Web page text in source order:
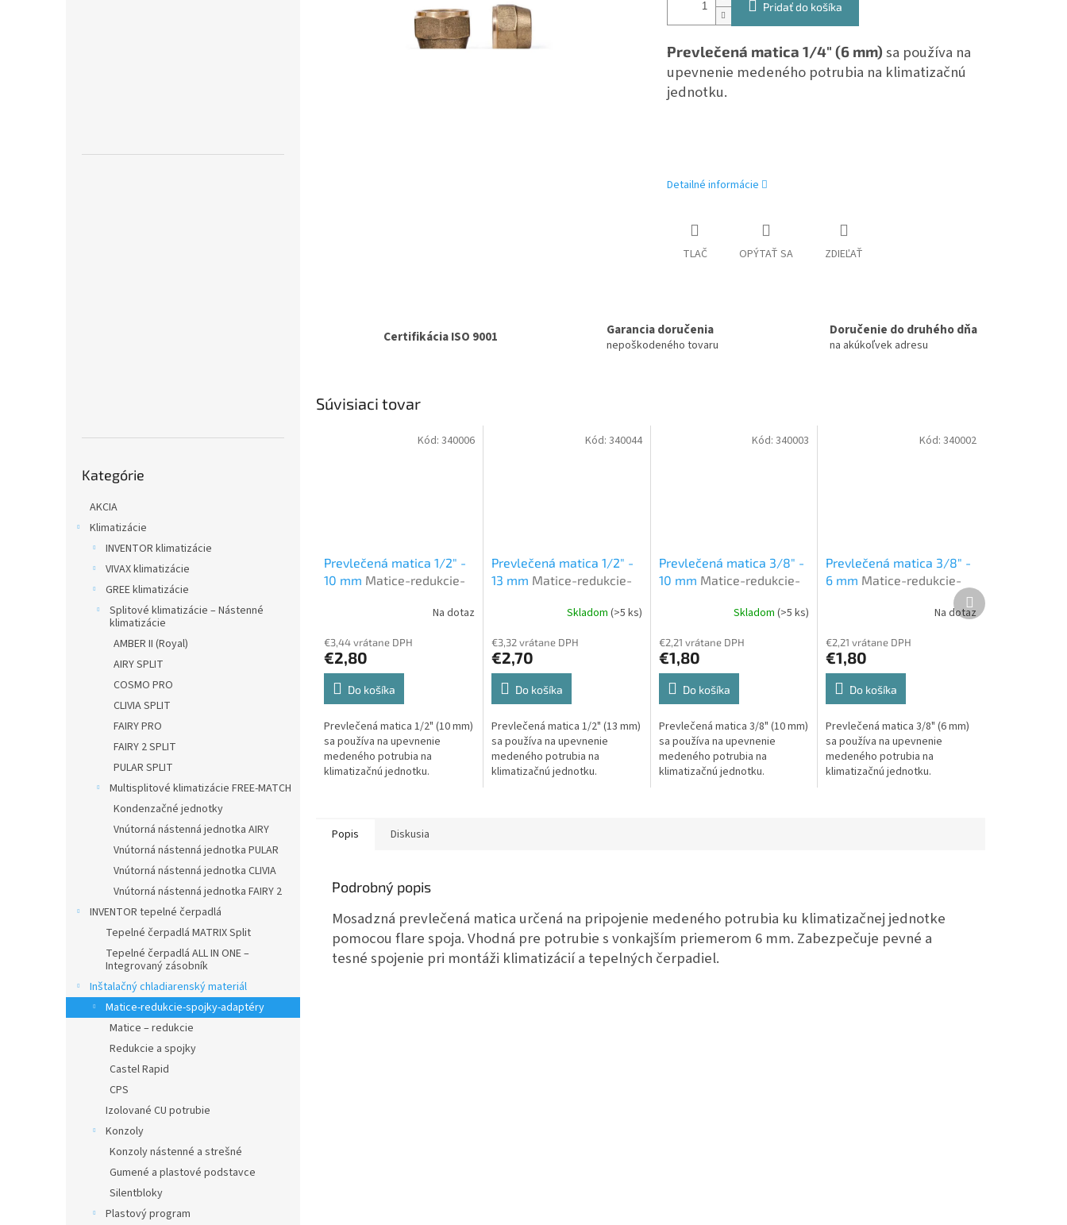
kategórie
Kategórie
AKCIA
Klimatizácie
INVENTOR klimatizácie
VIVAX klimatizácie
GREE klimatizácie
Splitové klimatizácie – Nástenné
klimatizácie
AMBER II (Royal)
AIRY SPLIT
COSMO PRO
CLIVIA SPLIT
FAIRY PRO
FAIRY 2 SPLIT
PULAR SPLIT
Multisplitové klimatizácie FREE-MATCH
Kondenzačné jednotky
Vnútorná nástenná jednotka AIRY
Vnútorná nástenná jednotka PULAR
Vnútorná nástenná jednotka CLIVIA
Vnútorná nástenná jednotka FAIRY 2
INVENTOR tepelné čerpadlá
Tepelné čerpadlá MATRIX Split
Tepelné čerpadlá ALL IN ONE –
Integrovaný zásobník
Inštalačný chladiarenský materiál
Matice-redukcie-spojky-adaptéry
Matice – redukcie
Redukcie a spojky
Castel Rapid
CPS
Izolované CU potrubie
Konzoly
Konzoly nástenné a strešné
Gumené a plastové podstavce
Silentbloky
Plastový program
Pridať do košíka
Prevlečená matica 1/4" (6 mm) sa používa na
upevnenie medeného potrubia na klimatizačnú
jednotku.
Detailné informácie
TLAČ OPÝTAŤ SA ZDIEĽAŤ
Certifikácia ISO 9001 Garancia doručenia
nepoškodeného tovaru
Doručenie do druhého dňa
na akúkoľvek adresu
Súvisiaci tovar
Prevlečená matica 1/2" -
10 mm Matice-redukcie-
Na dotaz
€3,44 vrátane DPH
€2,80
Do košíka
Prevlečená matica 1/2" (10 mm)
sa používa na upevnenie
medeného potrubia na
klimatizačnú jednotku.
Kód: 340006
Prevlečená matica 1/2" -
13 mm Matice-redukcie-
Skladom (>5 ks)
€3,32 vrátane DPH
€2,70
Do košíka
Prevlečená matica 1/2" (13 mm)
sa používa na upevnenie
medeného potrubia na
klimatizačnú jednotku.
Kód: 340044
Prevlečená matica 3/8" -
10 mm Matice-redukcie-
Skladom(>5 ks)
€2,21 vrátane DPH
€1,80
Do košíka
Prevlečená matica 3/8" (10 mm)
sa používa na upevnenie
medeného potrubia na
klimatizačnú jednotku.
Kód:340003
Prevlečená matica 3/8" -
6 mm Matice-redukcie-
Na dotaz
€2,21 vrátane DPH
€1,80
Do košíka
Prevlečená matica 3/8" (6 mm)
sa používa na upevnenie
medeného potrubia na
klimatizačnú jednotku.
Kód: 340002
Ďalší
produkt
Popis Diskusia
Podrobný popis
Mosadzná prevlečená matica určená na pripojenie medeného potrubia ku klimatizačnej jednotke
pomocou flare spoja. Vhodná pre potrubie s vonkajším priemerom 6 mm. Zabezpečuje pevné a
tesné spojenie pri montáži klimatizácií a tepelných čerpadiel.